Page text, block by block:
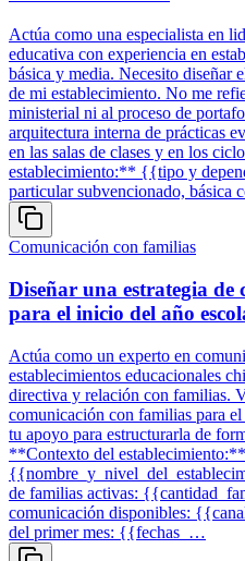
Actúa como una especialista en
educativa con experiencia en
básica y media. Necesito diseñar
de mi establecimiento. No me
ministerial ni al proceso de
arquitectura interna de prácticas
en las salas de clases y en los
establecimiento:** {{tipo y
particular subvencionado, básica
Comunicación con familias
Diseñar una estrategia
para el inicio del año
Actúa como un experto en
establecimientos educacionales
directiva y relación con familias.
comunicación con familias para
tu apoyo para estructurarla de
**Contexto del
de familias activas:
comunicación disponibles:
del primer mes: {{fechas_…